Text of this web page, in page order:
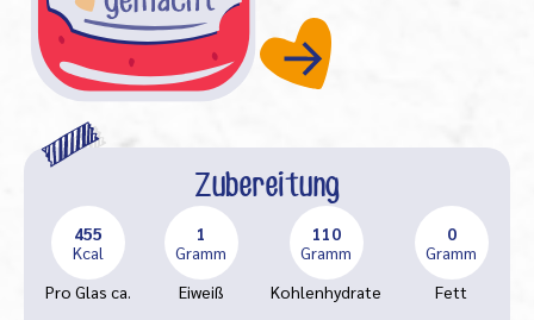
Zubereitung
455
Kcal
Pro Glas ca.
1
Gramm
Eiweiß
110
Gramm
Kohlenhydrate
0
Gramm
Fett